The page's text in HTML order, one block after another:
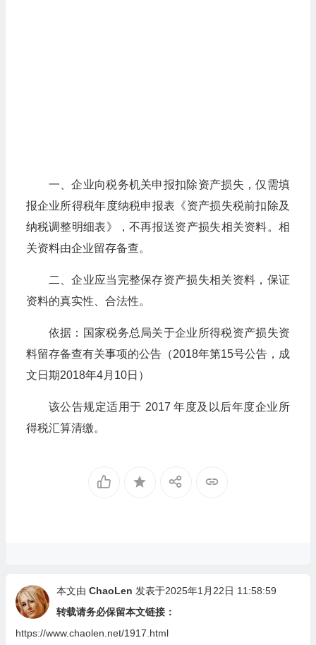
一、企业向税务机关申报扣除资产损失，仅需填
报企业所得税年度纳税申报表《资产损失税前扣除及
纳税调整明细表》，不再报送资产损失相关资料。相
关资料由企业留存备查。
二、企业应当完整保存资产损失相关资料，保证
资料的真实性、合法性。
依据：国家税务总局关于企业所得税资产损失资
料留存备查有关事项的公告（2018年第15号公告，成
文日期2018年4月10日）
该公告规定适用于 2017 年度及以后年度企业所
得税汇算清缴。
本文由 ChaoLen 发表于2025年1月22日 11:58:59
转载请务必保留本文链接：
https://www.chaolen.net/1917.html